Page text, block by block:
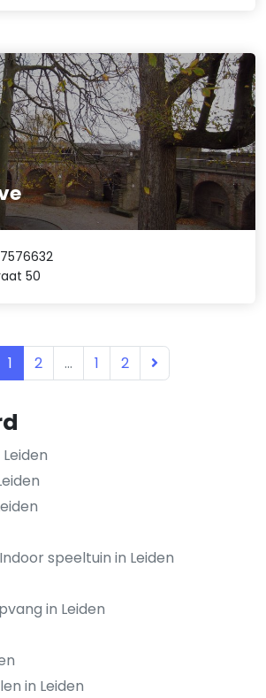
speeltuin in Leiden
in Leiden
in Leiden
50
1 2 ... 1 2